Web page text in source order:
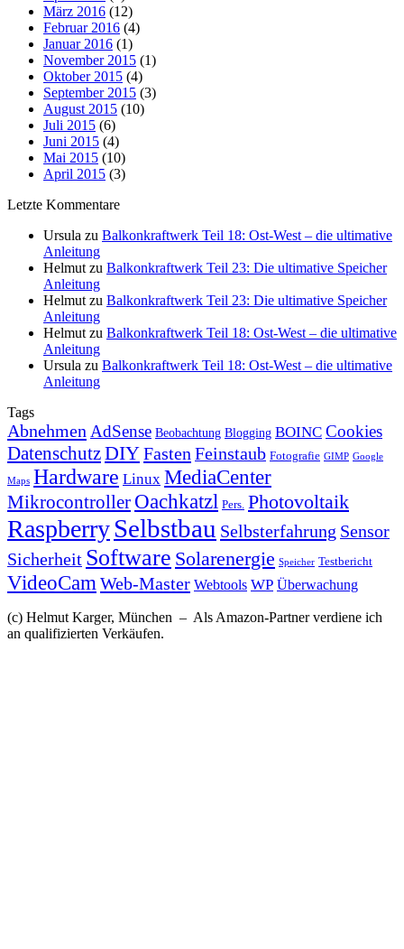
März 2016 (12)
Februar 2016 (4)
Januar 2016 (1)
November 2015 (1)
Oktober 2015 (4)
September 2015 (3)
August 2015 (10)
Juli 2015 (6)
Juni 2015 (4)
Mai 2015 (10)
April 2015 (3)
Letzte Kommentare
Ursula zu Balkonkraftwerk Teil 18: Ost-West – die ultimative
Anleitung
Helmut zu Balkonkraftwerk Teil 23: Die ultimative Speicher
Anleitung
Helmut zu Balkonkraftwerk Teil 23: Die ultimative Speicher
Anleitung
Helmut zu Balkonkraftwerk Teil 18: Ost-West – die ultimative
Anleitung
Ursula zu Balkonkraftwerk Teil 18: Ost-West – die ultimative
Anleitung
Tags
Abnehmen AdSense Beobachtung Blogging BOINC Cookies
DatenschutzDIYFasten Feinstaub Fotografie GIMP Google
Maps Hardware Linux MediaCenter
Mikrocontroller Oachkatzl Pers. Photovoltaik
RaspberrySelbstbau Selbsterfahrung Sensor
Sicherheit Software Solarenergie Speicher Testbericht
VideoCamWeb-Master Webtools WP Überwachung
(c) Helmut Karger, München – Als Amazon-Partner verdiene ich
an qualifizierten Verkäufen.